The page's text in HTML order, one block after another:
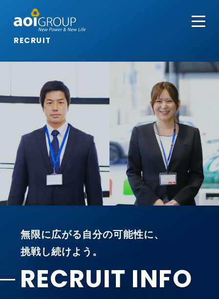
RECRUIT
無限に広がる自分の可能性に、
挑戦し続けよう。
RECRUIT INFO